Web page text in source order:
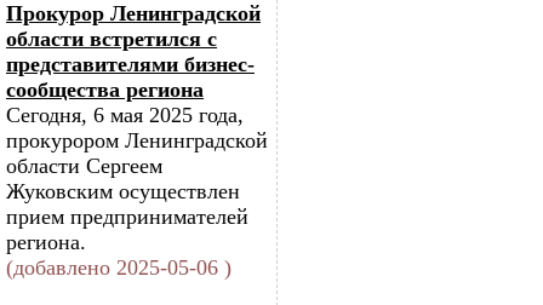
Прокурор Ленинградской
области встретился с
представителями бизнес-
сообщества региона
Сегодня, 6 мая 2025 года,
прокурором Ленинградской
области Сергеем
Жуковским осуществлен
прием предпринимателей
региона.
(добавлено 2025-05-06 )